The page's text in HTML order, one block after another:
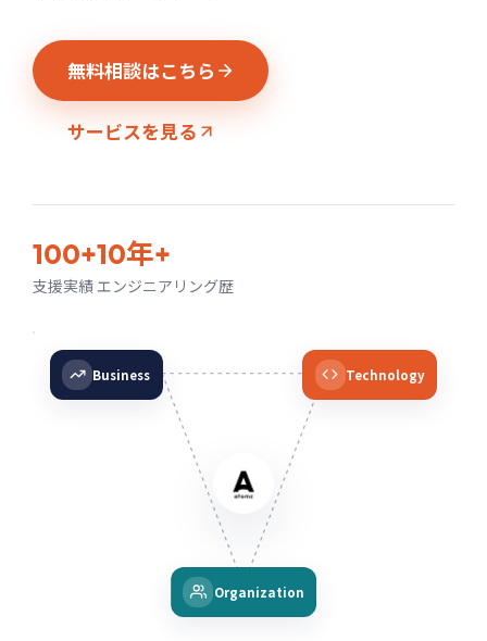
無料相談はこちら
サービスを見る
100+
支援実績
10年+
エンジニアリング歴
Business Technology
Organization